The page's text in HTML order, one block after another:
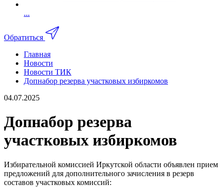
...
Обратиться
Главная
Новости
Новости ТИК
Допнабор резерва участковых избиркомов
04.07.2025
Допнабор резерва
участковых избиркомов
Избирательной комиссией Иркутской области объявлен прием
предложений для дополнительного зачисления в резерв
составов участковых комиссий: